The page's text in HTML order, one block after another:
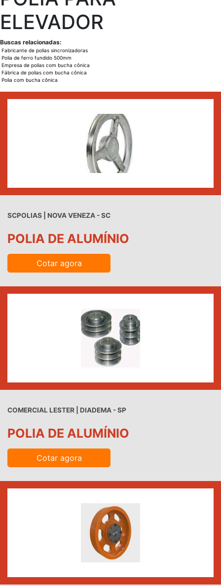
ELEVADOR
Buscas relacionadas:
Fabricante de polias sincronizadoras
Polia de ferro fundido 500mm
Empresa de polias com bucha cônica
Fábrica de polias com bucha cônica
Polia com bucha cônica
SCPOLIAS | NOVA VENEZA - SC
POLIA DE ALUMÍNIO
Cotar agora
COMERCIAL LESTER | DIADEMA - SP
POLIA DE ALUMÍNIO
Cotar agora